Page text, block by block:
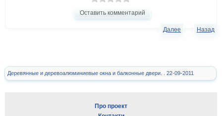
Оставить комментарий
Назад
Далее
Деревянные и деревоалюминиевые окна и балконные двери. . 22-09-2011
Про проект